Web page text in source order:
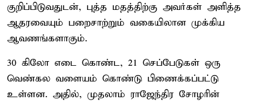
குறிப்பிடுவதுடன், புத்த மதத்திற்கு அவர்கள் அளித்த
ஆதரவையும் பறைசாற்றும் வகையிலான முக்கிய
ஆவணங்களாகும்.
30 கிலோ எடை கொண்ட, 21 செப்பேடுகள் ஒரு
வெண்கல வளையம் கொண்டு பிணைக்கப்பட்டு
உள்ளன. அதில், முதலாம் ராஜேந்திர சோழரின்